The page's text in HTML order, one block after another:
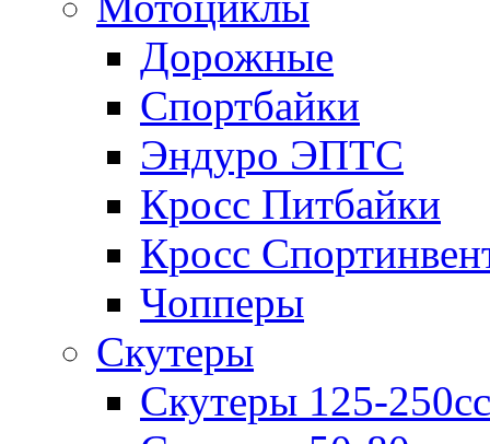
Дорожные
Спортбайки
Эндуро ЭПТС
Кросс Питбайки
Кросс
Чопперы
Скутеры
Скутеры 125-250сс